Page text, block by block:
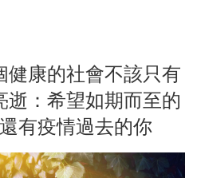
健康的社會不該只有
逝：希望如期而至的
有疫情過去的你